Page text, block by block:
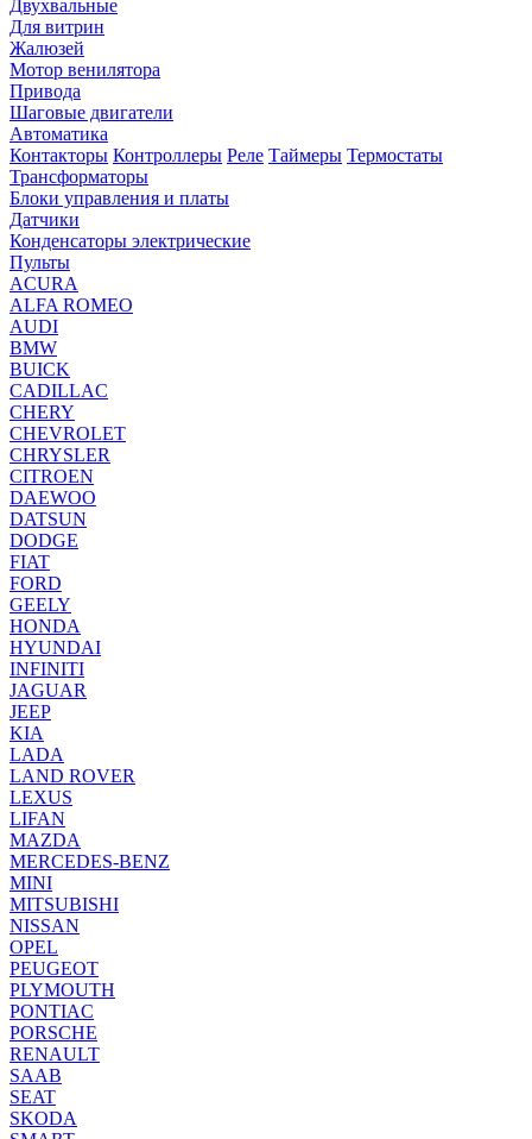
Двухвальные
Для витрин
Жалюзей
Мотор венилятора
Привода
Шаговые двигатели
Автоматика
Контакторы Контроллеры Реле Таймеры Термостаты
Трансформаторы
Блоки управления и платы
Датчики
Конденсаторы электрические
Пульты
ACURA
ALFA ROMEO
AUDI
BMW
BUICK
CADILLAC
CHERY
CHEVROLET
CHRYSLER
CITROEN
DAEWOO
DATSUN
DODGE
FIAT
FORD
GEELY
HONDA
HYUNDAI
INFINITI
JAGUAR
JEEP
KIA
LADA
LAND ROVER
LEXUS
LIFAN
MAZDA
MERCEDES-BENZ
MINI
MITSUBISHI
NISSAN
OPEL
PEUGEOT
PLYMOUTH
PONTIAC
PORSCHE
RENAULT
SAAB
SEAT
SKODA